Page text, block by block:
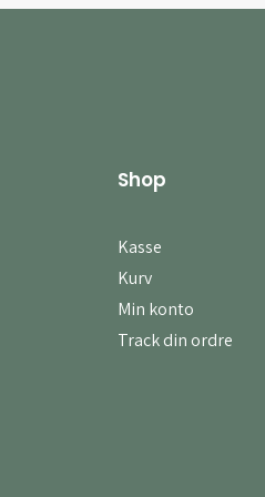
Shop
Kasse
Kurv
Min konto
Track din ordre